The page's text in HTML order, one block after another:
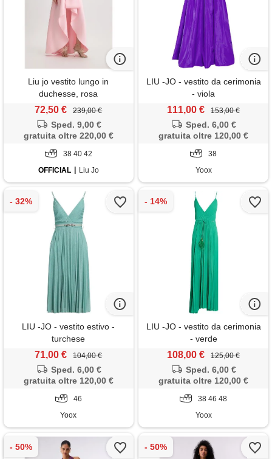
Liu jo vestito lungo in
duchesse, rosa
72,50 € 239,00 €
Sped. 9,00 €
gratuita oltre 220,00 €
38 40 42
OFFICIAL
Liu Jo
LIU -JO - vestito da cerimonia
- viola
111,00 € 153,00 €
Sped. 6,00 €
gratuita oltre 120,00 €
38
Yoox
LIU -JO - vestito estivo -
turchese
71,00 € 104,00 €
Sped. 6,00 €
gratuita oltre 120,00 €
46
Yoox
LIU -JO - vestito da cerimonia
- verde
108,00 € 125,00 €
Sped. 6,00 €
gratuita oltre 120,00 €
38 46 48
Yoox